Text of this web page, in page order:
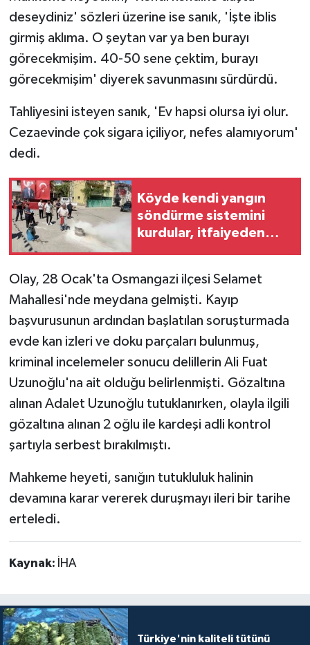
deseydiniz' sözleri üzerine ise sanık, 'İşte iblis
girmiş aklıma. O şeytan var ya ben burayı
görecekmişim. 40-50 sene çektim, burayı
görecekmişim' diyerek savunmasını sürdürdü.
Tahliyesini isteyen sanık, 'Ev hapsi olursa iyi olur.
Cezaevinde çok sigara içiliyor, nefes alamıyorum'
dedi.
Köyde kendi yangın
söndürme sistemini
kurdular, itfaiyeden
Olay, 28 Ocak'ta Osmangazi ilçesi Selamet
Mahallesi'nde meydana gelmişti. Kayıp
başvurusunun ardından başlatılan soruşturmada
evde kan izleri ve doku parçaları bulunmuş,
kriminal incelemeler sonucu delillerin Ali Fuat
Uzunoğlu'na ait olduğu belirlenmişti. Gözaltına
alınan Adalet Uzunoğlu tutuklanırken, olayla ilgili
gözaltına alınan 2 oğlu ile kardeşi adli kontrol
şartıyla serbest bırakılmıştı.
Mahkeme heyeti, sanığın tutukluluk halinin
devamına karar vererek duruşmayı ileri bir tarihe
erteledi.
Kaynak: İHA
Türkiye'nin kaliteli tütünü